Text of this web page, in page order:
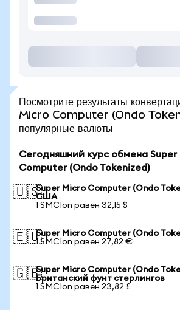
Посмотрите результаты
Micro Computer (Ondo
популярные валюты
Сегодняшний курс обмена Super
Computer (Ondo Tokenized)
🇺🇸Super Micro Computer (Ondo
США
1 SMCIon равен 32,15 $
🇪🇺Super Micro Computer (Ondo
1 SMCIon равен 27,82 €
🇬🇧Super Micro Computer (Ondo
Британский фунт стерлингов
1 SMCIon равен 23,82 £